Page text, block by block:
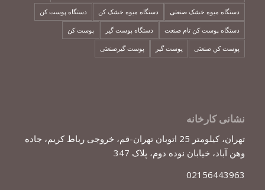
دستگاه میوه خشک صنعتی دستگاه میوه خشک کن دستگاه پوست کن
دستگاه پوست کن تام صنعت دستگاه پوست گیر پوست کن
پوست کن صنعتی پوست گیر پوست گیرصنعتی
نشانی کارخانه
تهران، کیلومتر 25 اتوبان تهران-قم، خروجی رباط کریم، جاده
وهن آباد، خیابان نوده دوم، پلاک 347
02156443963